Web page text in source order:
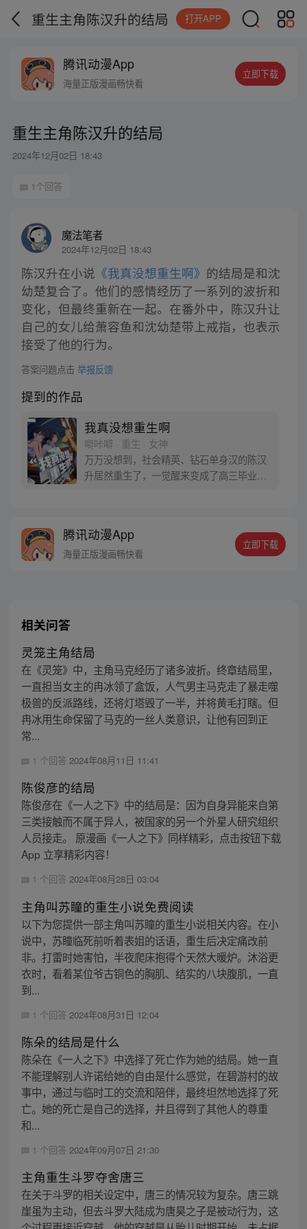
重生主角陈汉升的结局 打开APP
腾讯动漫App
海量正版漫画畅快看
立即下载
重生主角陈汉升的结局
2024年12月02日 18:43
1个回答
魔法笔者
2024年12月02日 18:43
陈汉升在小说 《我真没想重生啊》 的结局是和沈
幼楚复合了。他们的感情经历了一系列的波折和
变化，但最终重新在一起。在番外中，陈汉升让
自己的女儿给萧容鱼和沈幼楚带上戒指，也表示
接受了他的行为。
答案问题点击 举报反馈
提到的作品
我真没想重生啊
噼咔噼 · 重生 · 女神
万万没想到，社会精英、钻石单身汉的陈汉
升居然重生了，一觉醒来变成了高三毕业
腾讯动漫App
海量正版漫画畅快看
立即下载
相关问答
灵笼主角结局
在《灵笼》中，主角马克经历了诸多波折。终章结局里，
一直担当女主的冉冰领了盒饭，人气男主马克走了暴走噬
极兽的反派路线，还将灯塔毁了一半，并将黄毛打瞎。但
冉冰用生命保留了马克的一丝人类意识，让他有回到正
常...
1 个回答 2024年08月11日 11:41
陈俊彦的结局
陈俊彦在《一人之下》中的结局是：因为自身异能来自第
三类接触而不属于异人，被国家的另一个外星人研究组织
人员接走。 原漫画《一人之下》同样精彩，点击按钮下载
App 立享精彩内容！
1 个回答 2024年08月28日 03:04
主角叫苏瞳的重生小说免费阅读
以下为您提供一部主角叫苏瞳的重生小说相关内容。在小
说中，苏瞳临死前听着表姐的话语，重生后决定痛改前
非。打雷时她害怕，半夜爬床抱得个天然大暖炉。沐浴更
衣时，看着某位爷古铜色的胸肌、结实的八块腹肌，一直
到...
1 个回答 2024年08月31日 12:04
陈朵的结局是什么
陈朵在《一人之下》中选择了死亡作为她的结局。她一直
不能理解别人许诺给她的自由是什么感觉，在碧游村的故
事中，通过与临时工的交流和陪伴，最终坦然地选择了死
亡。她的死亡是自己的选择，并且得到了其他人的尊重
和...
1 个回答 2024年09月07日 21:30
主角重生斗罗夺舍唐三
在关于斗罗的相关设定中，唐三的情况较为复杂。唐三跳
崖虽为主动，但去斗罗大陆成为唐昊之子是被动行为，这